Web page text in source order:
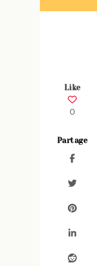
0
Like
Partage